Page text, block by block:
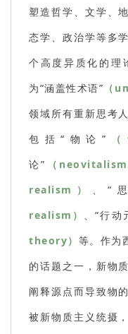
塑造哲学、文学、
态学、政治学等多
个高度异质化的理
为“涵盖性术语” （
领域所有重新思考
包括“物论”
论” （neovitalism
realism） 、“
realism） 、“行动
theory） 等。作为
的话题之一，新物
阐释源点而导致物
被新物质主义统摄